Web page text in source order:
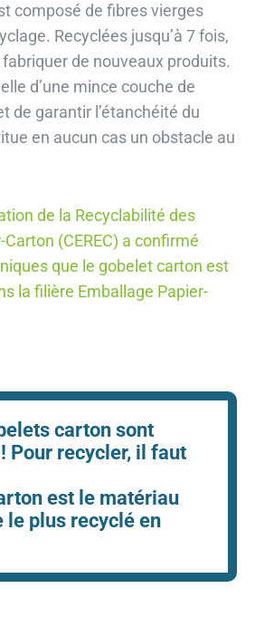
composé de fibres vierges
Recyclées jusqu’à 7 fois,
de nouveaux produits.
d’une mince couche de
de garantir l’étanchéité du
en aucun cas un obstacle au
de la Recyclabilité des
(CEREC) a confirmé
que le gobelet carton est
la filière Emballage Papier-
carton sont
Pour recycler, il faut
est le matériau
le plus recyclé en